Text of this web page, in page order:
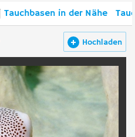
Tauchbasen in der Nähe
Hochladen